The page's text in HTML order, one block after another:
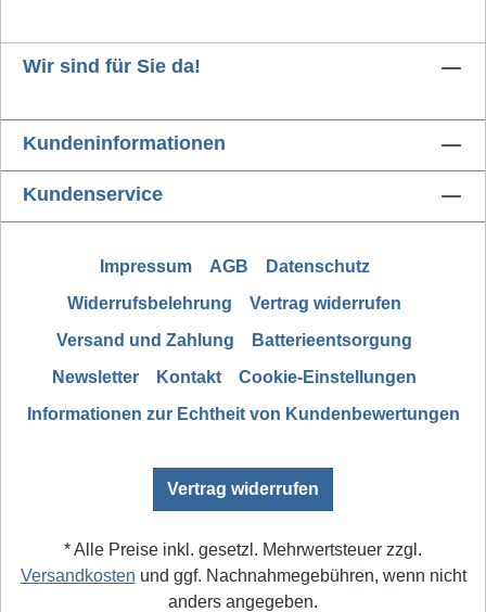
Wir sind für Sie da!
Kundeninformationen
Kundenservice
Impressum AGB
Datenschutz
Widerrufsbelehrung
Vertrag widerrufen
Versand und Zahlung
Batterieentsorgung
Newsletter
Kontakt
Cookie-Einstellungen
Informationen zur Echtheit von Kundenbewertungen
Vertrag widerrufen
* Alle Preise inkl. gesetzl. Mehrwertsteuer zzgl.
Versandkosten und ggf. Nachnahmegebühren, wenn nicht
anders angegeben.